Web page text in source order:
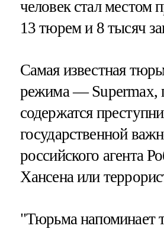
человек стал местом
13 тюрем и 8 тысяч
Самая известная
режима — Supermax,
содержатся
государственной
российского агента
Хансена или
"Тюрьма напоминает